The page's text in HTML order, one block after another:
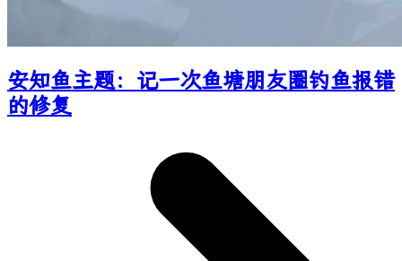
安知鱼主题：记一次鱼塘朋友圈钓鱼报错
的修复